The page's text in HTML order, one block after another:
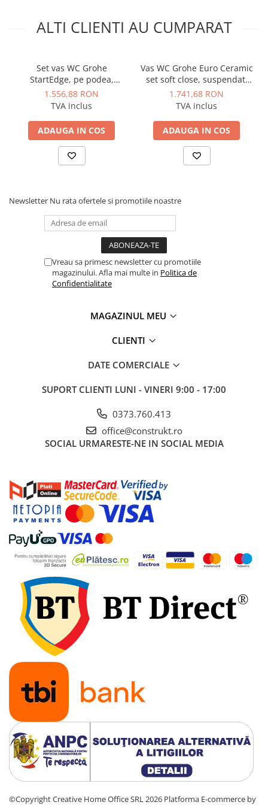
Regulatoare electronice
Servoregulatoare
Termostate pentru ventilo-
convectori
Ventile termice de amestec
Traductoare
UPS-uri si stabilizatoare de
Ventile electromagnetice
Automatizare centrala termica
Termostate aplicatii industriale
Accesorii pentru echipamente
industriale
Echipamente pentru tratarea si
Pompe submersibile
Hidrofoare
Vase de expansiune pentru
Grupuri de pompare apa
Echipamente de filtrare si
dedurizare apa
Contoare de apa - Apometre
Camine apometru
Tevi si accesorii pentru puturi
Obiecte sanitare
Baterii baie
Baterii bucatarie
Baterii bucatarie cu filtru
Clapete de actionare
Rezervoare WC incastrate
Rezervoare WC clasice
Vase WC
Lavoare
Chiuvete bucatarie
Rigole de dus
Sisteme de dus
Mobilier baie
ALTI CLIENTI AU CUMPARAT
Set vas WC Grohe
StartEdge, pe podea,
evacuare orizontala,
rimless, softclose, alb
1.556,88 RON
TVA inclus
ADAUGA IN COS
Vas WC Grohe Euro Ceramic
set soft close, suspendat,
rimless, capac WC, fixare
ascunsa, set fixare, alb
1.741,68 RON
TVA inclus
ADAUGA IN COS
Newsletter Nu rata ofertele si promotiile noastre
Vreau sa primesc newsletter cu promotiile
magazinului. Afla mai multe in Politica de
Confidentialitate
MAGAZINUL MEU
CLIENTI
DATE COMERCIALE
SUPORT CLIENTI LUNI - VINERI 9:00 - 17:00
0373.760.413
office@construkt.ro
SOCIAL URMARESTE-NE IN SOCIAL MEDIA
©Copyright Creative Home Office SRL 2026 Platforma E-commerce by